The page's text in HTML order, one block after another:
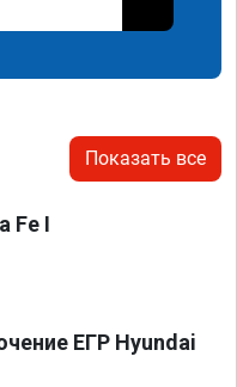
Fe I
Показать все
ЕГР Hyundai